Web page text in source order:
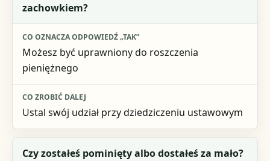
zachowkiem?
Możesz być uprawniony do roszczenia
pieniężnego
Ustal swój udział przy dziedziczeniu ustawowym
Czy zostałeś pominięty albo dostałeś za mało?